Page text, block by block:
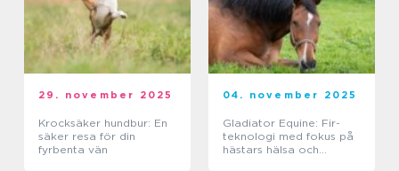
29. november 2025
Krocksäker hundbur: En
säker resa för din
fyrbenta vän
04. november 2025
Gladiator Equine: Fir-
teknologi med fokus på
hästars hälsa och